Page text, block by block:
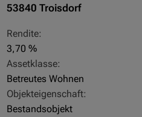
53840 Troisdorf
Rendite:
3,70 %
Assetklasse:
Betreutes Wohnen
Objekteigenschaft:
Bestandsobjekt